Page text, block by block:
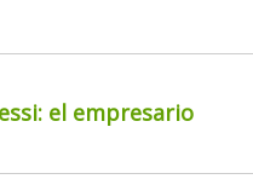
el empresario